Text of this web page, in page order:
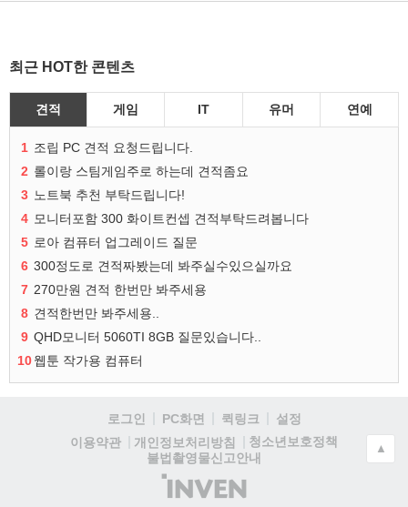
최근 HOT한 콘텐츠
견적 게임 IT 유머 연예
1 조립 PC 견적 요청드립니다.
2 롤이랑 스팀게임주로 하는데 견적좀요
3 노트북 추천 부탁드립니다!
4 모니터포함 300 화이트컨셉 견적부탁드려봅니다
5 로아 컴퓨터 업그레이드 질문
6 300정도로 견적짜봤는데 봐주실수있으실까요
7 270만원 견적 한번만 봐주세용
8 견적한번만 봐주세용..
9 QHD모니터 5060TI 8GB 질문있습니다..
10웹툰 작가용 컴퓨터
로그인 PC화면 퀵링크
설정
이용약관
개인정보처리방침
청소년보호정책
불법촬영물신고안내
(주)
인
▲